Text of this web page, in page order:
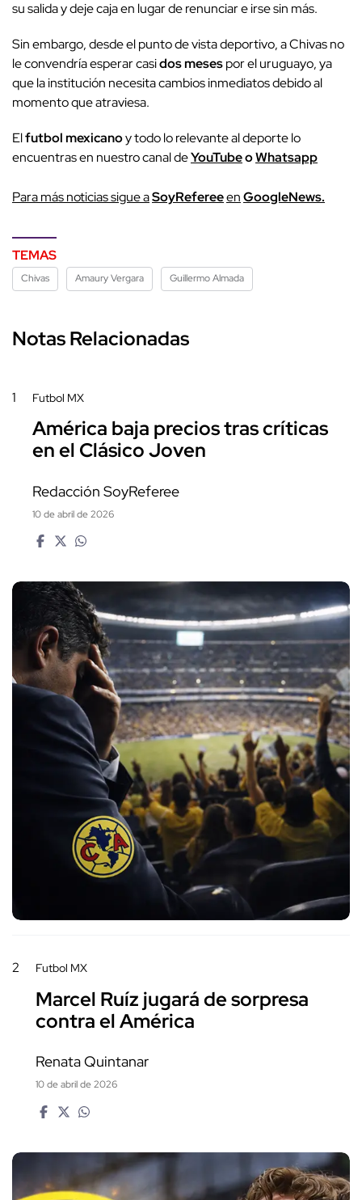
su salida y deje caja en lugar de renunciar e irse sin más.
Sin embargo, desde el punto de vista deportivo, a Chivas no
le convendría esperar casidos mesespor el uruguayo, ya
que la institución necesita cambios inmediatos debido al
momento que atraviesa.
Elfutbol mexicanoy todo lo relevante al deporte lo
encuentras en nuestro canal deYouTubeoWhatsapp
Para más noticias sigue aSoyRefereeenGoogleNews.
TEMAS
Chivas Amaury Vergara Guillermo Almada
Notas Relacionadas
1 Futbol MX
América baja precios tras críticas
en el Clásico Joven
Redacción SoyReferee
10 de abril de 2026
2 Futbol MX
Marcel Ruíz jugará de sorpresa
contra el América
Renata Quintanar
10 de abril de 2026